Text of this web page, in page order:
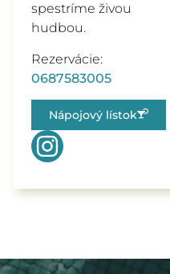
spestríme živou
hudbou.
Rezervácie:
0687583005
Nápojový lístok